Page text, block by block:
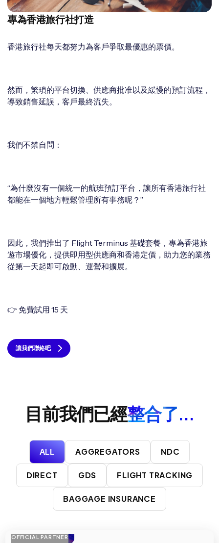
專為香港旅行社打造
香港旅行社每天都努力為客戶爭取最優惠的票價。
然而，繁瑣的平台切換、供應商批准以及緩慢的預訂流程，
導致銷售延誤，客戶最終流失。
我們不禁自問：
“為什麼沒有一個統一的航班預訂平台，讓所有香港旅行社
都能在一個地方輕鬆管理所有事務呢？”
因此，我們推出了 Flight Terminus 基礎套餐，專為香港旅
遊市場優化，提供即用型供應商和香港定價，助力您的業務
從第一天起即可啟動、運營和擴展。
👉 免費試用 15 天
讓我們聯絡吧
目前我們已經整合了...
ALL AGGREGATORS NDC
DIRECT GDS FLIGHT TRACKING
BAGGAGE INSURANCE
OFFICIAL PARTNER